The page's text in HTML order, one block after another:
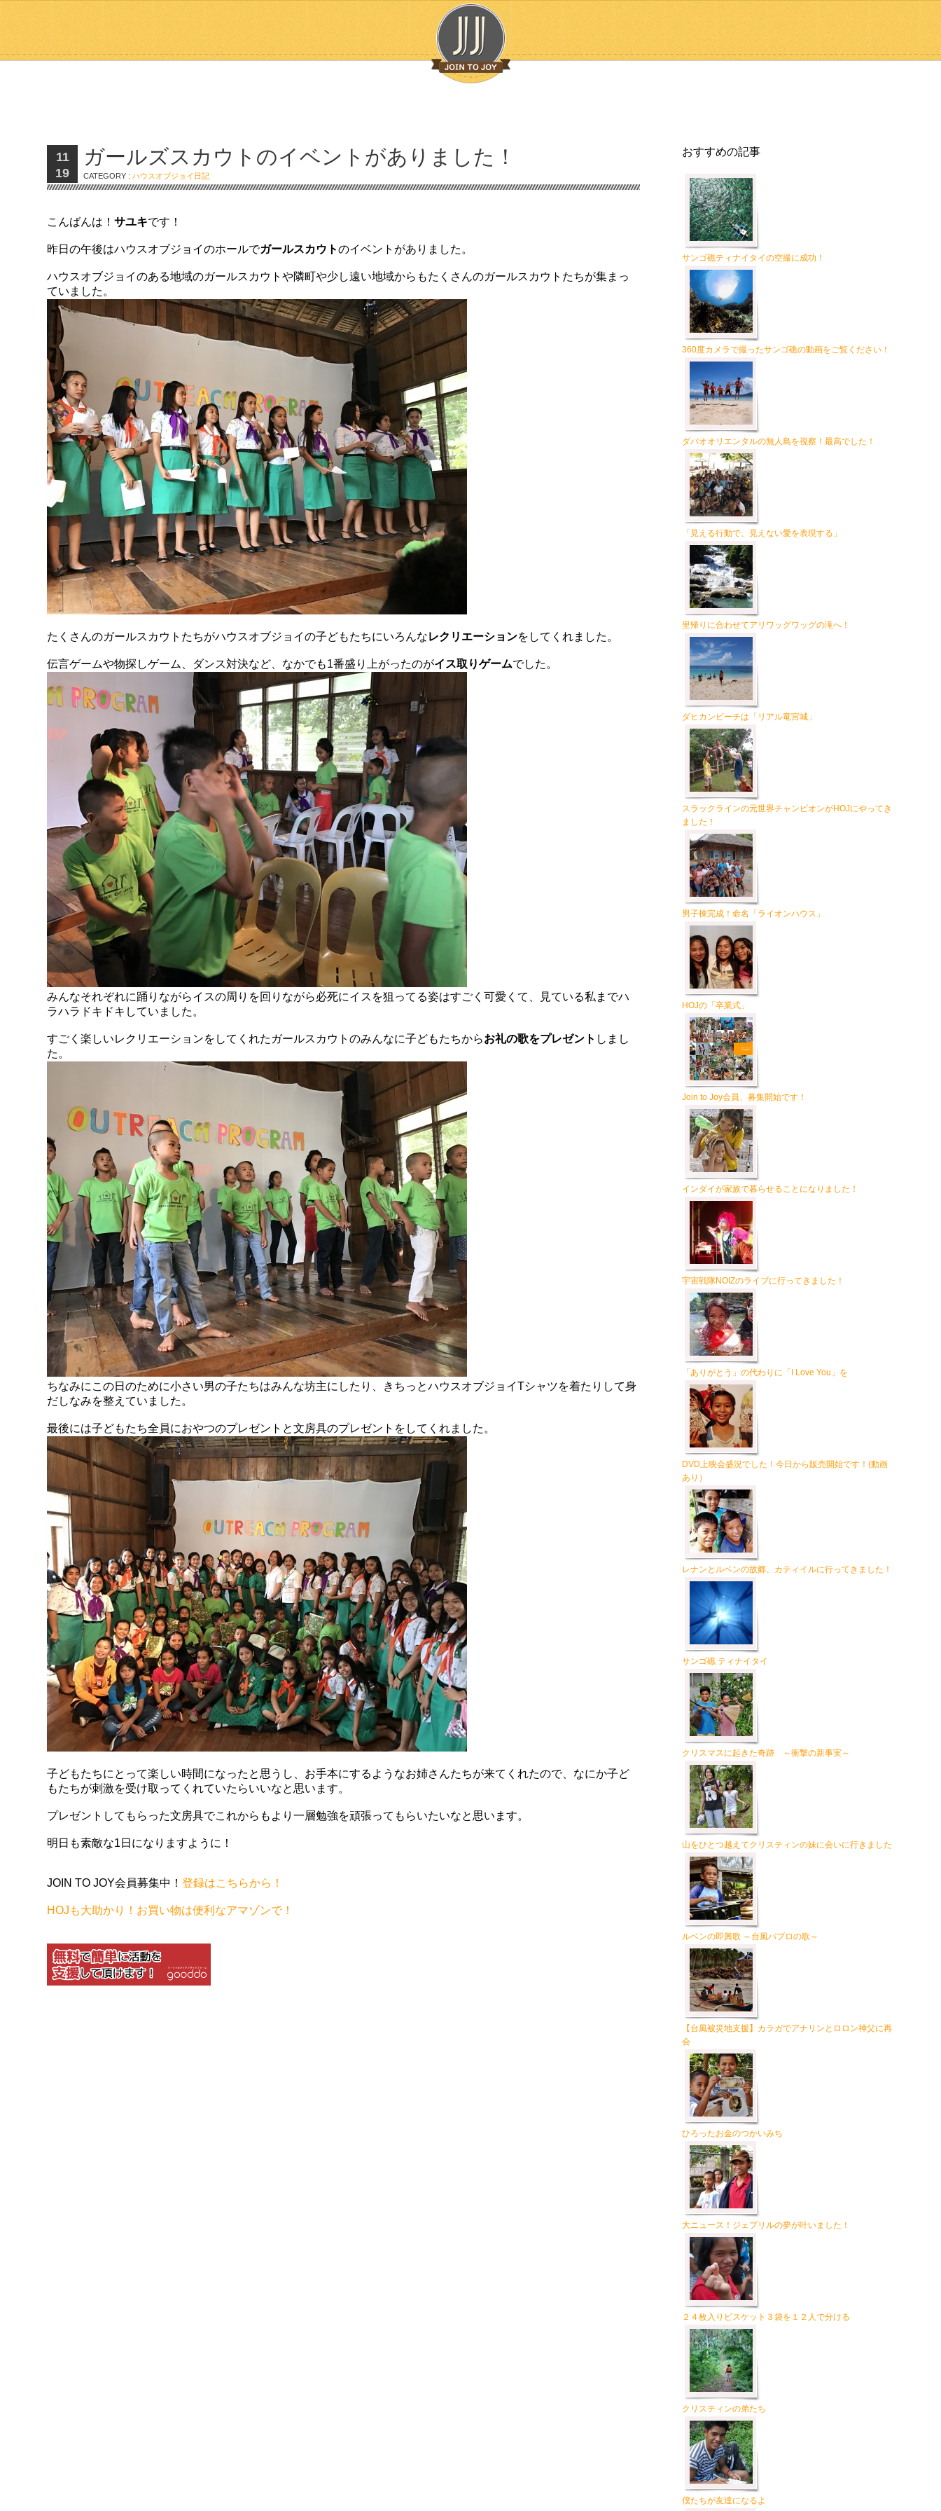
11
19
ガールズスカウトのイベントがありました！
CATEGORY :ハウスオブジョイ日記
こんばんは！サユキです！
昨日の午後はハウスオブジョイのホールでガールスカウトのイベントがありました。
ハウスオブジョイのある地域のガールスカウトや隣町や少し遠い地域からもたくさんのガールスカウトたちが集まっ
ていました。
たくさんのガールスカウトたちがハウスオブジョイの子どもたちにいろんなレクリエーションをしてくれました。
伝言ゲームや物探しゲーム、ダンス対決など、なかでも1番盛り上がったのがイス取りゲームでした。
みんなそれぞれに踊りながらイスの周りを回りながら必死にイスを狙ってる姿はすごく可愛くて、見ている私までハ
ラハラドキドキしていました。
すごく楽しいレクリエーションをしてくれたガールスカウトのみんなに子どもたちからお礼の歌をプレゼント しまし
た。
ちなみにこの日のために小さい男の子たちはみんな坊主にしたり、きちっとハウスオブジョイTシャツを着たりして身
だしなみを整えていました。
最後には子どもたち全員におやつのプレゼントと文房具のプレゼントをしてくれました。
子どもたちにとって楽しい時間になったと思うし、お手本にするようなお姉さんたちが来てくれたので、なにか子ど
もたちが刺激を受け取ってくれていたらいいなと思います。
プレゼントしてもらった文房具でこれからもより一層勉強を頑張ってもらいたいなと思います。
明日も素敵な1日になりますように！
JOIN TO JOY会員募集中！登録はこちらから！
HOJも大助かり！お買い物は便利なアマゾンで！
おすすめの記事
サンゴ礁ティナイタイの空撮に成功！
360度カメラで撮ったサンゴ礁の動画をご覧ください！
ダバオオリエンタルの無人島を視察！最高でした！
「見える行動で、見えない愛を表現する」
里帰りに合わせてアリワッグワッグの滝へ！
ダヒカンビーチは「リアル竜宮城」
スラックラインの元世界チャンピオンがHOJにやってき
ました！
男子棟完成！命名「ライオンハウス」
HOJの「卒業式」
Join to Joy会員、募集開始です！
インダイが家族で暮らせることになりました！
宇宙戦隊NOIZのライブに行ってきました！
「ありがとう」の代わりに「I Love You」を
DVD上映会盛況でした！今日から販売開始です！(動画
あり）
レナンとルベンの故郷、カティイルに行ってきました！
サンゴ礁 ティナイタイ
クリスマスに起きた奇跡 ～衝撃の新事実～
山をひとつ越えてクリスティンの妹に会いに行きました
ルベンの即興歌 ～台風パブロの歌～
【台風被災地支援】カラガでアナリンとロロン神父に再
会
ひろったお金のつかいみち
大ニュース！ジェプリルの夢が叶いました！
２４枚入りビスケット３袋を１２人で分ける
クリスティンの弟たち
僕たちが友達になるよ